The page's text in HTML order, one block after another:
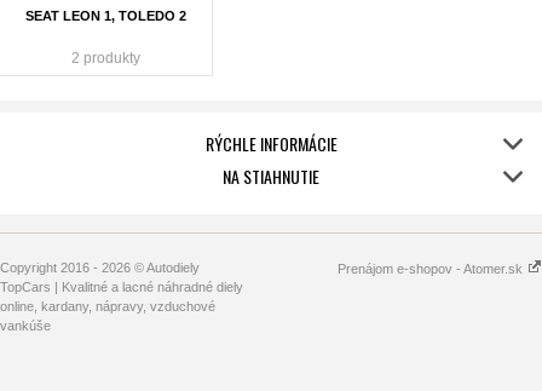
SEAT LEON 1, TOLEDO 2
2 produkty
RÝCHLE INFORMÁCIE
NA STIAHNUTIE
Copyright 2016 - 2026 © Autodiely
TopCars | Kvalitné a lacné náhradné diely
online, kardany, nápravy, vzduchové
vankúše
Prenájom e-shopov - Atomer.sk